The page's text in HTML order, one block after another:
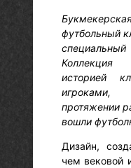
футбольный
Коллекция
историей
протяжении
вошли
Дизайн,
чем вековой